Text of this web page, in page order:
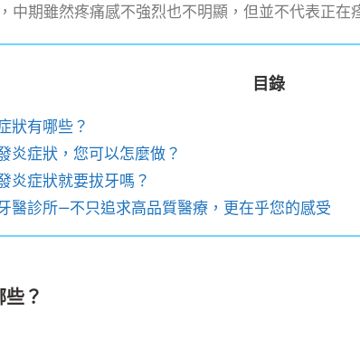
中期雖然疼痛感不強烈也不明顯，但並不代表正在
目錄
狀有哪些？
炎症狀，您可以怎麼做？
炎症狀就要拔牙嗎？
醫診所—不只追求高品質醫療，更在乎您的感受
？